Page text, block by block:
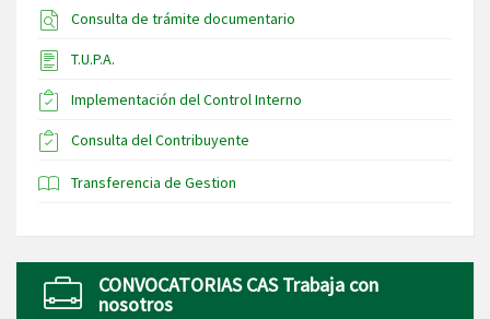
Consulta de trámite documentario
T.U.P.A.
Implementación del Control Interno
Consulta del Contribuyente
Transferencia de Gestion
CONVOCATORIAS CAS Trabaja con
nosotros